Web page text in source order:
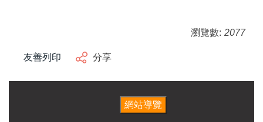
瀏覽數: 2077
友善列印 分享